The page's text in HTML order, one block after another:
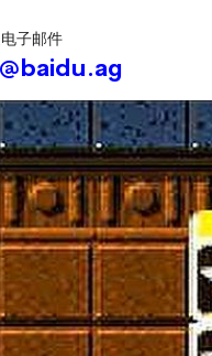
子邮件